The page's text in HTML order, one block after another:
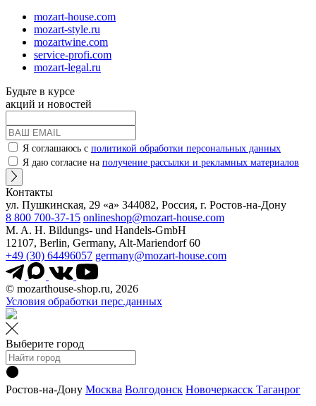
mozart-house.com
mozart-style.ru
mozartwine.com
service-profi.com
mozart-legal.ru
Будьте в курсе
акций и новостей
Я соглашаюсь с политикой обработки персональных данных
Я даю согласие на получение рассылки и рекламных материалов
Контакты
ул. Пушкинская, 29 «а» 344082, Россия, г. Ростов-на-Дону
8 800 700-37-15 onlineshop@mozart-house.com
M. A. H. Bildungs- und Handels-GmbH
12107, Berlin, Germany, Alt-Mariendorf 60
+49 (30) 64496057 germany@mozart-house.com
© mozarthouse-shop.ru, 2026
Условия обработки перс.данных
Выберите город
Ростов-на-Дону Москва Волгодонск Новочеркасск Таганрог